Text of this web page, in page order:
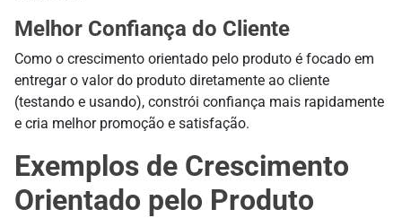
Melhor Confiança do Cliente
Como o crescimento orientado pelo produto é focado em
entregar o valor do produto diretamente ao cliente
(testando e usando), constrói confiança mais rapidamente
e cria melhor promoção e satisfação.
Exemplos de Crescimento
Orientado pelo Produto